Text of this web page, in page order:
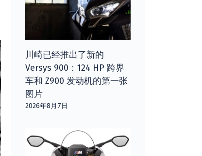
川崎已经推出了新的
Versys 900：124 HP 跨界
车和 Z900 发动机的第一张
图片
2026年8月7日